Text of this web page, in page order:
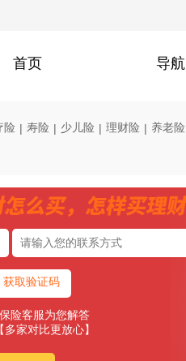
首页 导航
险 | 寿险 | 少儿险 | 理财险 | 养老险
获取验证码
保险客服为您解答
【多家对比更放心】